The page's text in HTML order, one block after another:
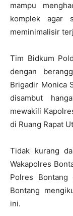
mampu
komplek agar
meminimalisir
Tim Bidkum
dengan
Brigadir Monica
disambut
mewakili
di Ruang Rapat
Tidak kurang
Wakapolres
Polres Bontang
Bontang
ini.